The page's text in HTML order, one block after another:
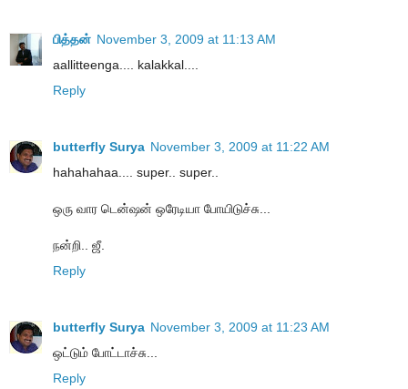
பித்தன் November 3, 2009 at 11:13 AM
aallitteenga.... kalakkal....
Reply
butterfly Surya November 3, 2009 at 11:22 AM
hahahahaa.... super.. super..
ஒரு வார டென்ஷன் ஒரேடியா போயிடுச்சு...
நன்றி.. ஜீ.
Reply
butterfly Surya November 3, 2009 at 11:23 AM
ஒட்டும் போட்டாச்சு...
Reply